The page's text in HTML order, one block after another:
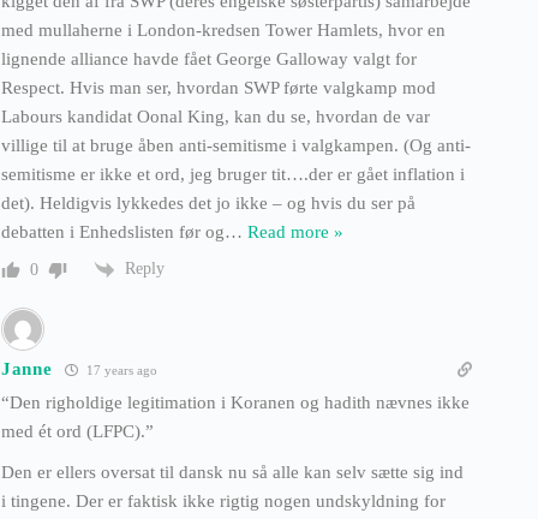
med mullaherne i London-kredsen Tower Hamlets, hvor en
lignende alliance havde fået George Galloway valgt for
Respect. Hvis man ser, hvordan SWP førte valgkamp mod
Labours kandidat Oonal King, kan du se, hvordan de var
villige til at bruge åben anti-semitisme i valgkampen. (Og anti-
semitisme er ikke et ord, jeg bruger tit….der er gået inflation i
det). Heldigvis lykkedes det jo ikke – og hvis du ser på
debatten i Enhedslisten før og… Read more »
0 Reply
Janne 17 years ago
“Den righoldige legitimation i Koranen og hadith nævnes ikke
med ét ord (LFPC).”
Den er ellers oversat til dansk nu så alle kan selv sætte sig ind
i tingene. Der er faktisk ikke rigtig nogen undskyldning for